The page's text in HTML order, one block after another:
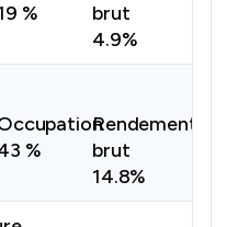
%
brut
4.9%
%
Rendement
brut
14.8%